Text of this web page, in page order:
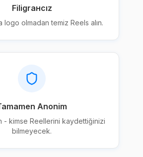
Filigrансız
logo olmadan temiz Reels alın.
Anonim
- kimse Reellerini kaydettiğinizi
bilmeyecek.